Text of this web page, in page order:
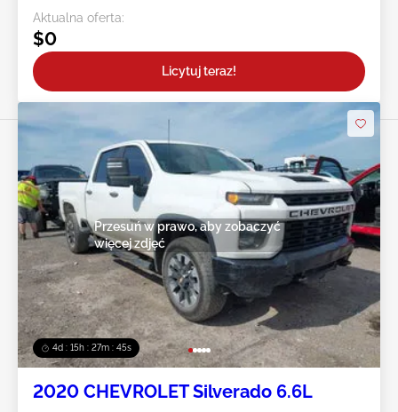
Aktualna oferta:
$0
Licytuj teraz!
4d : 15h : 27m : 43s
Przesuń w prawo, aby zobaczyć
więcej zdjęć
2020 CHEVROLET Silverado 6.6L